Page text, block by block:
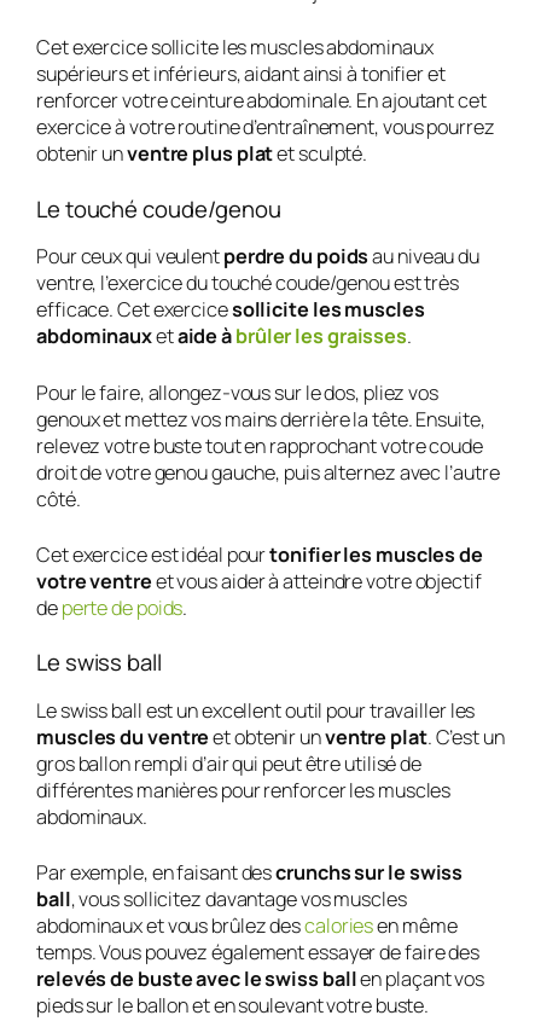
Cet exercice sollicite les muscles abdominaux
supérieurs et inférieurs, aidant ainsi à tonifier et
renforcer votre ceinture abdominale. En ajoutant cet
exercice à votre routine d’entraînement, vous pourrez
obtenir unventre plus platet sculpté.
Le touché coude/genou
Pour ceux qui veulentperdre du poidsau niveau du
ventre, l’exercice du touché coude/genou est très
efficace. Cet exercicesollicite les muscles
abdominauxetaide àbrûler les graisses.
Pour le faire, allongez-vous sur le dos, pliez vos
genoux et mettez vos mains derrière la tête. Ensuite,
relevez votre buste tout en rapprochant votre coude
droit de votre genou gauche, puis alternez avec l’autre
côté.
Cet exercice est idéal pourtonifier les muscles de
votre ventreet vous aider à atteindre votre objectif
deperte de poids.
Le swiss ball
Le swiss ball est un excellent outil pour travailler les
muscles du ventreet obtenir unventre plat. C’est un
gros ballon rempli d’air qui peut être utilisé de
différentes manières pour renforcer les muscles
abdominaux.
Par exemple, en faisant descrunchs sur le swiss
ball, vous sollicitez davantage vos muscles
abdominaux et vous brûlez descaloriesen même
temps. Vous pouvez également essayer de faire des
relevés de buste avec le swiss ballen plaçant vos
pieds sur le ballon et en soulevant votre buste.